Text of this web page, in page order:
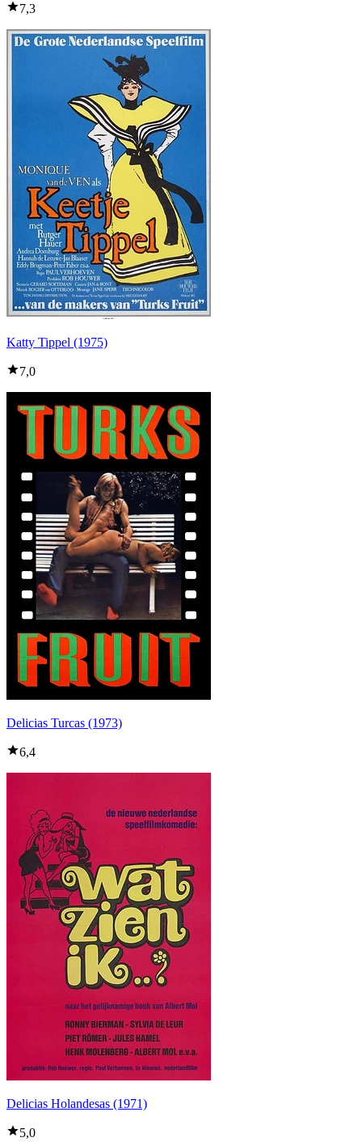
7,3
Katty Tippel (1975)
7,0
Delicias Turcas (1973)
6,4
Delicias Holandesas (1971)
5,0